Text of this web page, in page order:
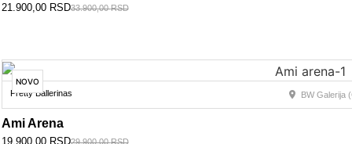
33.900,00RSD
21.900,00 RSD
NOVO
Pretty Ballerinas
BW Galerija
Ami Arena
29.900,00RSD
19.900,00 RSD